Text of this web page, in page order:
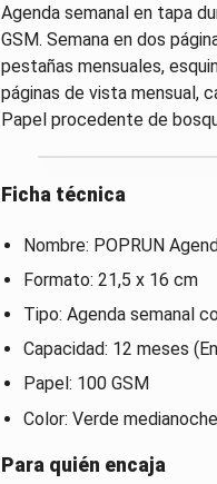
Agenda semanal en tapa
GSM. Semana en dos
pestañas mensuales,
páginas de vista mensual,
Papel procedente de
Ficha técnica
Nombre: POPRUN
Formato: 21,5 x 16 cm
Tipo: Agenda semanal
Capacidad: 12 meses
Papel: 100 GSM
Color: Verde medianoche
Para quién encaja